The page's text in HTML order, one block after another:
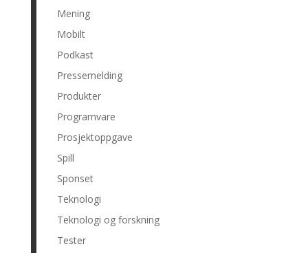
Mening
Mobilt
Podkast
Pressemelding
Produkter
Programvare
Prosjektoppgave
Spill
Sponset
Teknologi
Teknologi og forskning
Tester